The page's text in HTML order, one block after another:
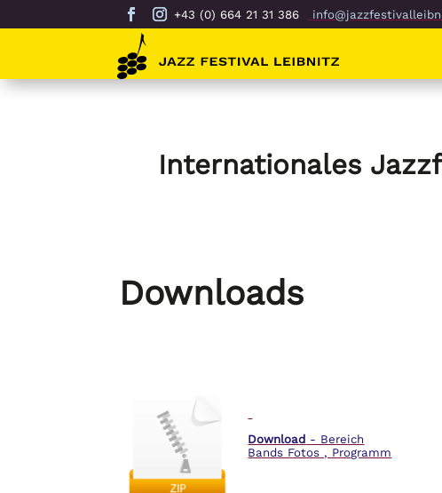
+43 (0) 664 21 31 386
Internationales
Downloads
Download - Bereich
Bands Fotos , Programm